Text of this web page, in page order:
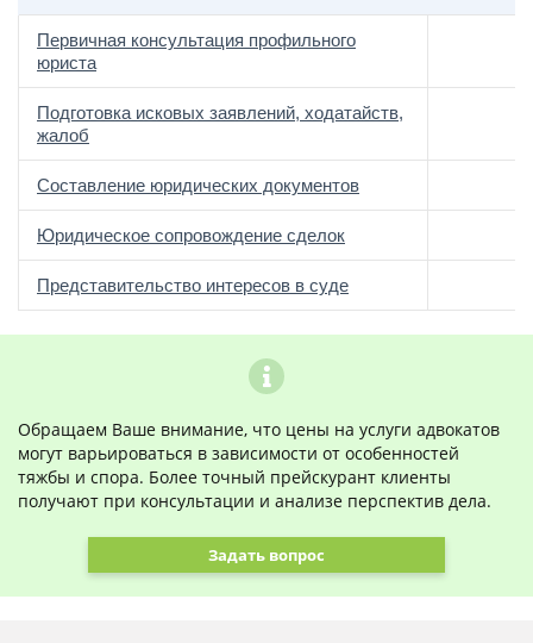
Первичная консультация профильного
юриста
Подготовка исковых заявлений, ходатайств,
жалоб
Составление юридических документов
Юридическое сопровождение сделок
Представительство интересов в суде
Обращаем Ваше внимание, что цены на услуги адвокатов
могут варьироваться в зависимости от особенностей
тяжбы и спора. Более точный прейскурант клиенты
получают при консультации и анализе перспектив дела.
Задать вопрос